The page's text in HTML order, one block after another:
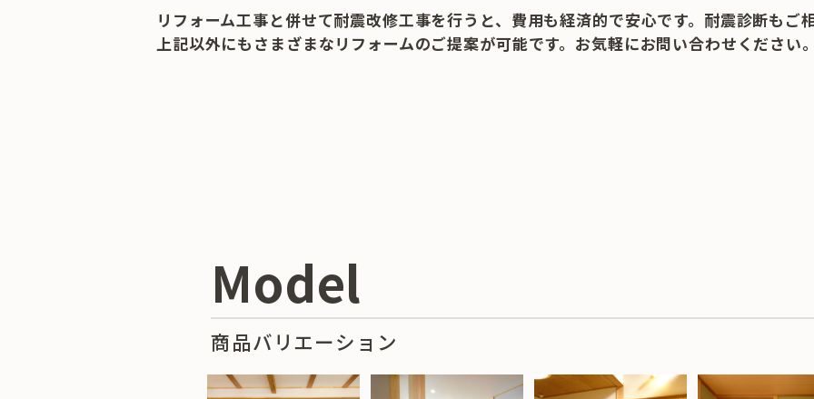
リフォーム工事と併せて耐震改修工事を行うと、費用も経済的で安心です。耐震診断もご
上記以外にもさまざまなリフォームのご提案が可能です。お気軽にお問い合わせください。
Model
商品バリエーション